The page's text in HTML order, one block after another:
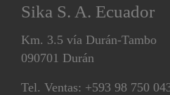
Sika S. A. Ecuador
Km. 3.5 vía Durán-Tambo
090701 Durán
Tel. Ventas: +593 98 750